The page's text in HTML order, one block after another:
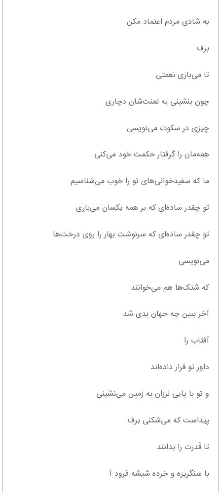
به شادی مردم اعتماد مکن
برف
تا می‌باری نعمتی
چون بنشینی به لعنت‌شان دچاری
چیزی در سکوت می‌نویسی
همه‌مان را گرفتار حکمت خود می‌کنی
ما که سفید‌خوانی‌های تو را خوب می‌شناسیم
تو چقدر ساده‌ای که بر همه یکسان می‌باری
تو چقدر ساده‌ای که سرنوشت بهار را روی درخت‌ها
می‌نویسی
که شتک‌ها هم می‌خوانند
آخر ببین چه جهان بدی شد
آفتاب را
داور تو قرار داده‌اند
و تو با پایی لرزان به زمین می‌نشینی
پیداست که می‌شکنی برف
تا قَدرت را بدانند
با سنگریزه و خرده شیشه فرود آ